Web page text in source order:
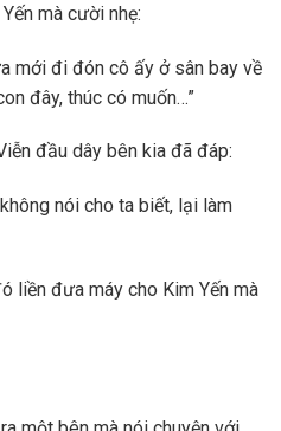
mà cười nhẹ:
mới đi đón cô ấy ở sân bay về
đây, thúc có muốn…”
đầu dây bên kia đã đáp:
nói cho ta biết, lại làm
liền đưa máy cho Kim Yến mà